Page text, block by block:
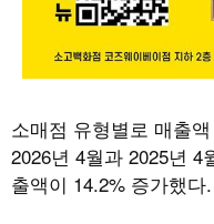
소매점 유형별로 매출
2026년 4월과 2025년 4
출액이 14.2% 증가했다.